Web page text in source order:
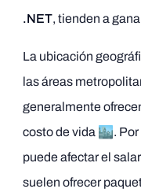
.NET, tienden a
La ubicación
las áreas
generalmente
costo de vida 🏙️. Por
puede afectar el
suelen ofrecer